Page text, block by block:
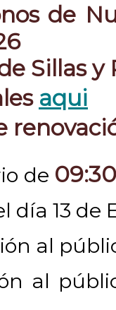
de
Sillas y
aqui
de
día 13 de
al
al